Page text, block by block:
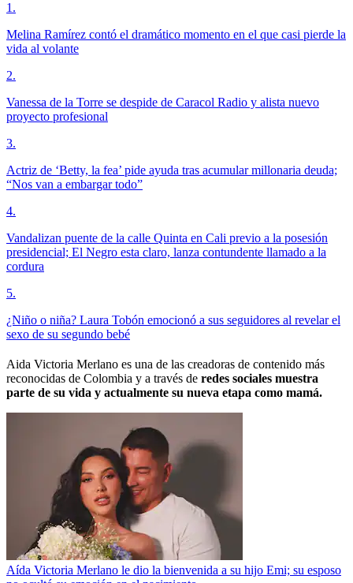
1 .
Melina Ramírez contó el dramático momento en el que casi pierde la
vida al volante
2.
Vanessa de la Torre se despide de Caracol Radio y alista nuevo
proyecto profesional
3.
Actriz de ‘Betty, la fea’ pide ayuda tras acumular millonaria deuda;
“Nos van a embargar todo”
4.
Vandalizan puente de la calle Quinta en Cali previo a la posesión
presidencial; El Negro esta claro, lanza contundente llamado a la
cordura
5.
¿Niño o niña? Laura Tobón emocionó a sus seguidores al revelar el
sexo de su segundo bebé
Aida Victoria Merlano es una de las creadoras de contenido más
reconocidas de Colombia y a través de redes sociales muestra
parte de su vida y actualmente su nueva etapa como mamá.
Aída Victoria Merlano le dio la bienvenida a su hijo Emi; su esposo